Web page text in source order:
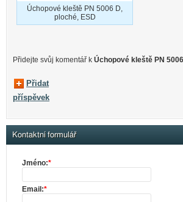
Úchopové kleště PN 5006 D,
ploché, ESD
Přidejte svůj komentář k Úchopové kleště PN
Přidat
příspěvek
Kontaktní formulář
Jméno:*
Email:*